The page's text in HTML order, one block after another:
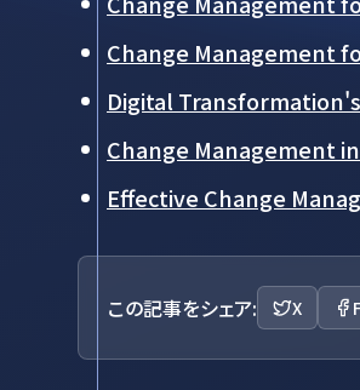
Change Management
Digital
Change Management
Effective Change
この記事をシェア: X